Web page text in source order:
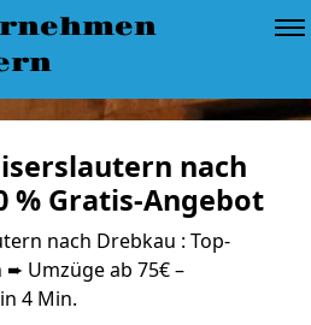
nach
% Gratis-Angebot
nach Drebkau : Top-
Umzüge ab 75€ –
4 Min.